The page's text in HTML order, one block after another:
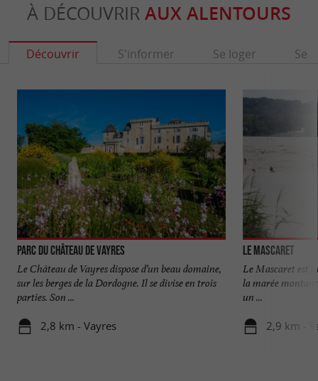
À DÉCOUVRIR AUX ALENTOURS
Découvrir S'informer Se loger Se
Parc du Château de Vayres
Le Château de Vayres dispose d’un beau domaine,
sur les berges de la Dordogne. Il se divise en trois
parties. Son ...
2,8 km - Vayres
Le Mascaret
Le Mascaret est
la marée
un ...
2,9 km -